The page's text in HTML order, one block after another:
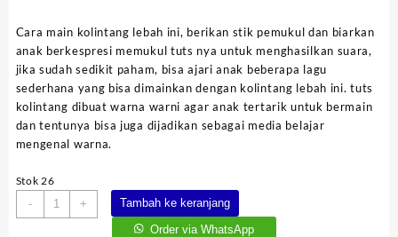
adalah:
Rp180.000.
ini
adalah:
Rp135.000.
Cara main kolintang lebah ini, berikan stik pemukul dan biarkan
anak berkespresi memukul tuts nya untuk menghasilkan suara,
jika sudah sedikit paham, bisa ajari anak beberapa lagu
sederhana yang bisa dimainkan dengan kolintang lebah ini. tuts
kolintang dibuat warna warni agar anak tertarik untuk bermain
dan tentunya bisa juga dijadikan sebagai media belajar
mengenal warna.
Stok 26
-
Kuantitas
Kolintang
+
Tambah ke keranjang
Order via WhatsApp